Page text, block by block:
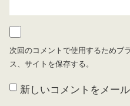
次回のコメントで使用するためブ
ス、サイトを保存する。
新しいコメントをメー